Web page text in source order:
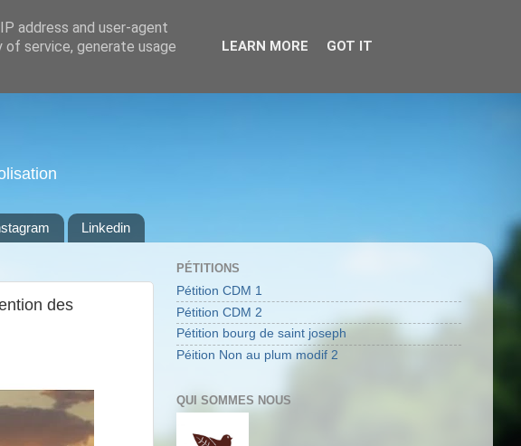
Linkedin
des
PÉTITIONS
Pétition CDM 1
Pétition CDM 2
Pétition bourg de saint joseph
Péition Non au plum modif 2
QUI SOMMES NOUS
address and user-agent
service, generate usage
LEARN MORE GOT IT